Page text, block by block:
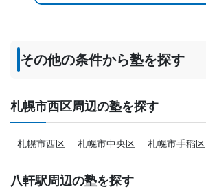
その他の条件から塾を探す
札幌市西区周辺の塾を探す
札幌市西区 札幌市中央区 札幌市手稲区
八軒駅周辺の塾を探す